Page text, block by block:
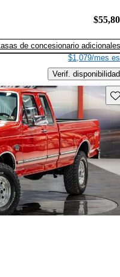
de concesionario adicionales
$1,079/mes
Verif. disponibilidad